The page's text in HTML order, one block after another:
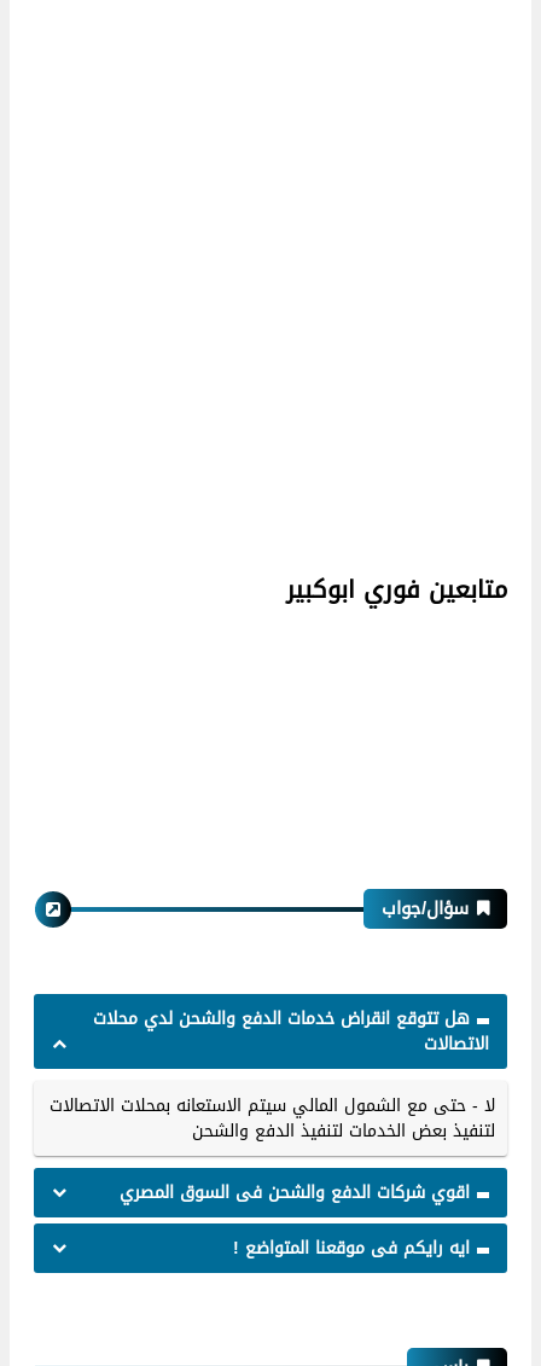
متابعين فوري ابوكبير
سؤال/جواب
هل تتوقع انقراض خدمات الدفع والشحن لدي محلات
الاتصالات
لا - حتى مع الشمول المالي سيتم الاستعانه بمحلات الاتصالات
لتنفيذ بعض الخدمات لتنفيذ الدفع والشحن
اقوي شركات الدفع والشحن فى السوق المصري
ايه رايكم فى موقعنا المتواضع !
معاملات مالية وبنوك
بنك الاسكان يبدا تحصيل اقساط شقق الاسكان